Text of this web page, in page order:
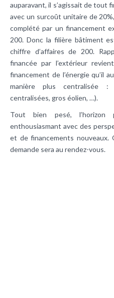
auparavant, il s’agissait de tout
avec un surcoût unitaire de
complété par un financement
200. Donc la filière bâtiment
chiffre d’affaires de 200.
financée par l’extérieur
financement de l’énergie qu’il
manière plus centralisée :
centralisées, gros éolien, …).
Tout bien pesé, l’horizon
enthousiasmant avec des
et de financements nouveaux.
demande sera au rendez-vous.